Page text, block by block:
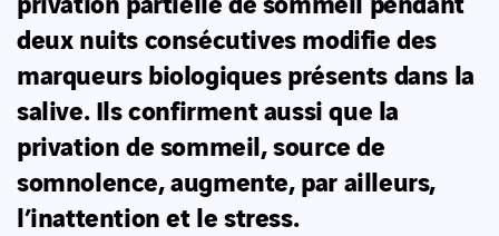
deux nuits consécutives modifie des
marqueurs biologiques présents dans la
salive. Ils confirment aussi que la
privation de sommeil, source de
somnolence, augmente, par ailleurs,
l’inattention et le stress.